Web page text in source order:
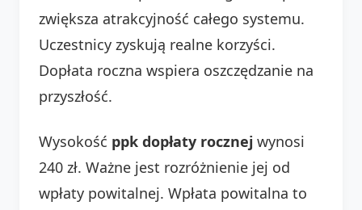
zwiększa atrakcyjność całego systemu.
Uczestnicy zyskują realne korzyści.
Dopłata roczna wspiera oszczędzanie na
przyszłość.
Wysokość ppk dopłaty rocznej wynosi
240 zł. Ważne jest rozróżnienie jej od
wpłaty powitalnej. Wpłata powitalna to